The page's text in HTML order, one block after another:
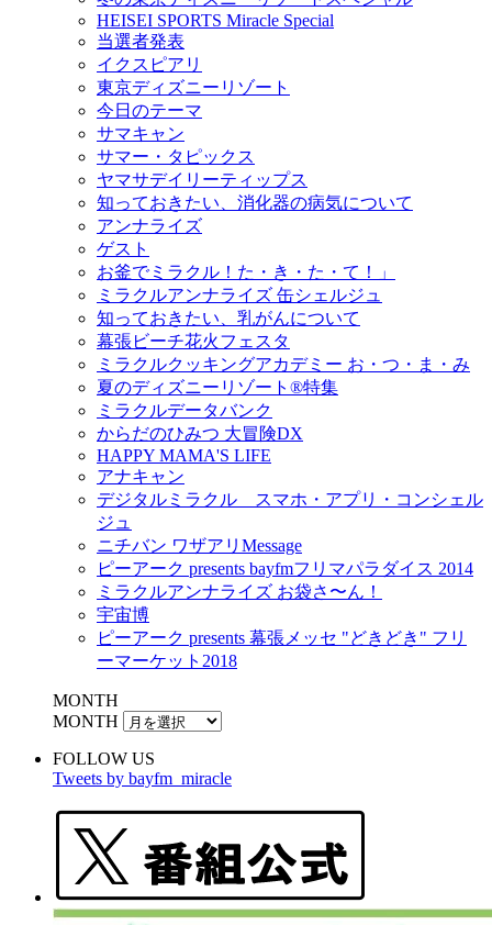
HEISEI SPORTS Miracle Special
当選者発表
イクスピアリ
東京ディズニーリゾート
今日のテーマ
サマキャン
サマー・タピックス
ヤマサデイリーティップス
知っておきたい、消化器の病気について
アンナライズ
ゲスト
お釜でミラクル！た・き・た・て！」
ミラクルアンナライズ 缶シェルジュ
知っておきたい、乳がんについて
幕張ビーチ花火フェスタ
ミラクルクッキングアカデミー お・つ・ま・み
夏のディズニーリゾート®特集
ミラクルデータバンク
からだのひみつ 大冒険DX
HAPPY MAMA'S LIFE
アナキャン
デジタルミラクル スマホ・アプリ・コンシェル
ジュ
ニチバン ワザアリMessage
ピーアーク presents bayfmフリマパラダイス 2014
ミラクルアンナライズ お袋さ〜ん！
宇宙博
ピーアーク presents 幕張メッセ "どきどき" フリ
ーマーケット2018
MONTH
MONTH
FOLLOW US
Tweets by bayfm_miracle